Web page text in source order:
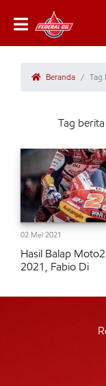
Beranda Tag
Tag
02 Mei 2021
Hasil Balap
2021, Fabio Di